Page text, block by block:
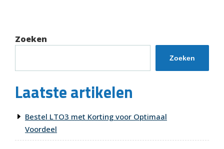
Zoeken
Zoeken
Laatste artikelen
Bestel LTO3 met Korting voor Optimaal
Voordeel